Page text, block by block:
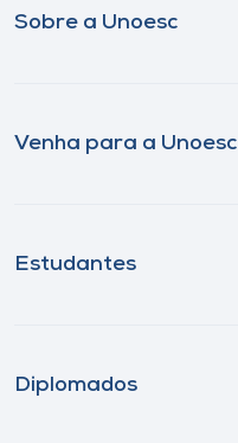
Sobre a Unoesc
Venha para a Unoesc
Estudantes
Diplomados